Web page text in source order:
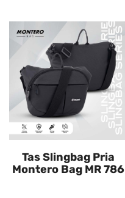
Tas Slingbag Pria
Montero Bag MR 786